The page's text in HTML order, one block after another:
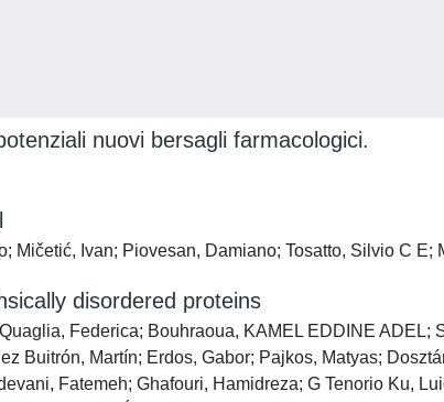
nuovi bersagli farmacologici.
Ivan; Piovesan, Damiano; Tosatto, Silvio C E;
disordered proteins
Federica; Bouhraoua, KAMEL EDDINE ADEL;
Buitrón, Martín; Erdos, Gabor; Pajkos, Matyas;
Fatemeh; Ghafouri, Hamidreza; G Tenorio Ku,